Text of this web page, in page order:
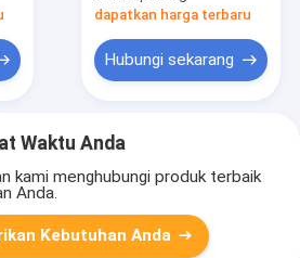
dapatkan harga terbaru
Hubungi sekarang
Waktu Anda
kami menghubungi produk terbaik
Anda.
Kebutuhan Anda